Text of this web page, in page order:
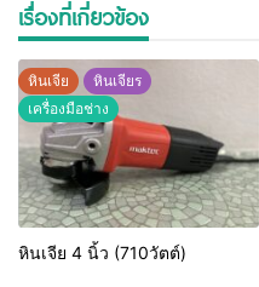
เรื่องที่เกี่ยวข้อง
หินเจีย
หินเจียร
เครื่องมือช่าง
หินเจีย 4 นิ้ว (710วัตต์)